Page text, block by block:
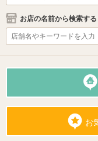
お店の名前から検索する
お